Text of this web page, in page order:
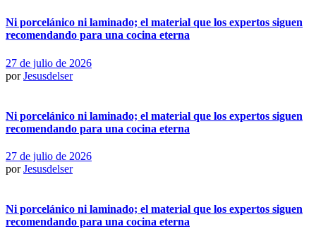
Ni porcelánico ni laminado; el material que los expertos siguen
recomendando para una cocina eterna
27 de julio de 2026
porJesusdelser
Ni porcelánico ni laminado; el material que los expertos siguen
recomendando para una cocina eterna
27 de julio de 2026
porJesusdelser
Ni porcelánico ni laminado; el material que los expertos siguen
recomendando para una cocina eterna